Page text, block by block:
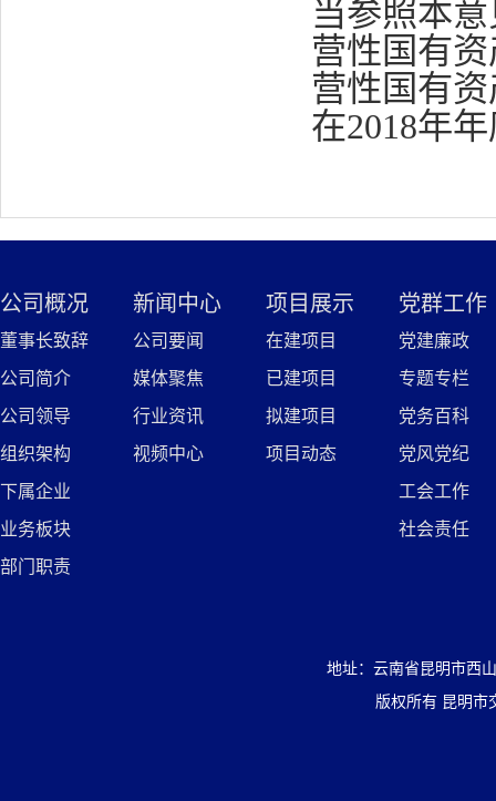
当参照本
营性国有
营性国有
在2018年
公司概况
董事长致辞
公司简介
公司领导
组织架构
下属企业
业务板块
部门职责
新闻中心
公司要闻
媒体聚焦
行业资讯
视频中心
项目展示
在建项目
已建项目
拟建项目
项目动态
党群工作
党建廉政
专题专栏
党务百科
党风党纪
工会工作
社会责任
地址：云南省昆明市西
版权所有 昆明市